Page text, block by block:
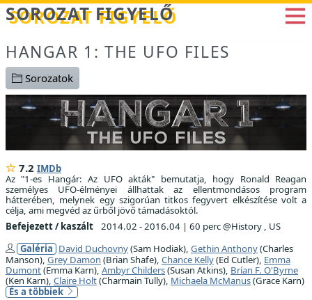
Betöltés...
SOROZAT FIGYELŐ
HANGAR 1: THE UFO FILES
Sorozatok
7.2 IMDb
Az "1-es Hangár: Az UFO akták" bemutatja, hogy Ronald Reagan
személyes UFO-élményei állhattak az ellentmondásos program
hátterében, melynek egy szigorúan titkos fegyvert elkészítése volt a
célja, ami megvéd az űrből jövő támadásoktól.
Befejezett / kaszált
2014.02 - 2016.04 | 60 perc @History , US
Galéria David Duchovny(Sam Hodiak), Gethin Anthony(Charles
Manson), Grey Damon (Brian Shafe), Chance Kelly(Ed Cutler), Emma
Dumont(Emma Karn), Ambyr Childers(Susan Atkins), Brían F. O'Byrne
(Ken Karn), Claire Holt(Charmain Tully), Michaela McManus(Grace Karn)
És a többiek